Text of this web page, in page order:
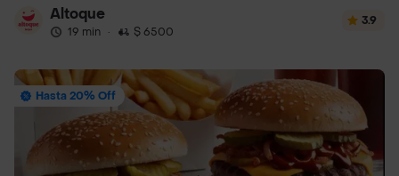
Altoque
19 min · $ 6500
3.9
Hasta 20% Off